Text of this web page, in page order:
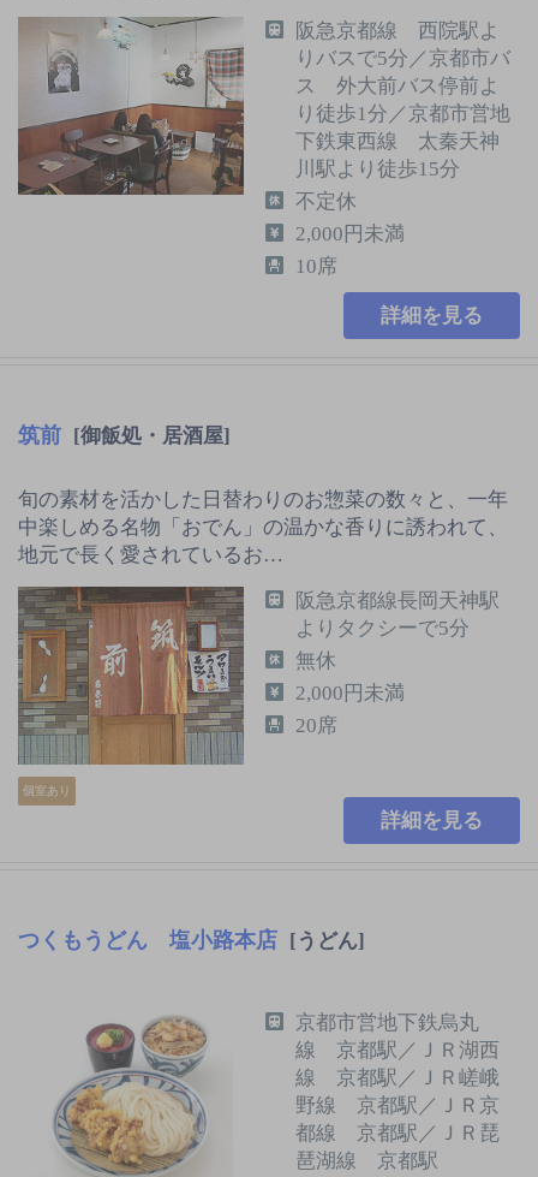
阪急京都線 西院駅よ
りバスで5分／京都市バ
ス 外大前バス停前よ
り徒歩1分／京都市営地
下鉄東西線 太秦天神
川駅より徒歩15分
不定休
2,000円未満
10席
詳細を見る
筑前 [御飯処・居酒屋]
旬の素材を活かした日替わりのお惣菜の数々と、一年
中楽しめる名物「おでん」の温かな香りに誘われて、
地元で長く愛されているお…
個室あり
阪急京都線長岡天神駅
よりタクシーで5分
無休
2,000円未満
20席
詳細を見る
つくもうどん 塩小路本店 [うどん]
京都市営地下鉄烏丸
線 京都駅／ＪＲ湖西
線 京都駅／ＪＲ嵯峨
野線 京都駅／ＪＲ京
都線 京都駅／ＪＲ琵
琶湖線 京都駅